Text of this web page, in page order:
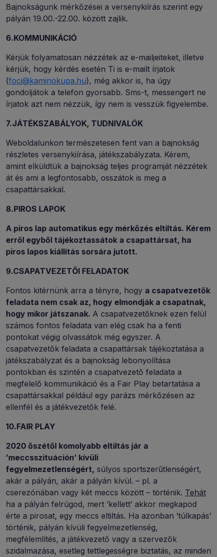
Bajnokságunk mérkőzései a versenykiírás szerint egy
pályán 19.00.-22.00. között zajlik.
6.KOMMUNIKÁCIÓ
Kérjük folyamatosan nézzétek az e-mailjeiteket, illetve
kérjük, hogy kérdés esetén Ti is e-mailt írjatok
(foci@kaminokupa.hu), még akkor is, ha úgy
gondoljátok a telefon gyorsabb. Sms-t, messengert ne
írjatok azt nem nézzük, így nem is vesszük figyelembe.
7.JÁTÉKSZABÁLYOK, TUDNIVALÓK
Weboldalunkon természetesen fent van a bajnokság
részletes versenykiírása, játékszabályzata. Kérem,
amint elküldtük a bajnokság teljes programját nézzétek
át és ami a legfontosabb, osszátok is meg a
csapattársakkal.
8.PIROS LAPOK
A piros lap automatikus egy mérkőzés eltiltás. Kérem
erről egyből tájékoztassátok a csapattársat, ha
piros lapos kiállítás sorsára jutott.
9.CSAPATVEZETŐI FELADATOK
Fontos kitérnünk arra a tényre, hogy a csapatvezetők
feladata nem csak az, hogy elmondják a csapatnak,
hogy mikor játszanak. A csapatvezetőknek ezen felül
számos fontos feladata van elég csak ha a fenti
pontokat végig olvassátok még egyszer. A
csapatvezetők feladata a csapattársak tájékoztatása a
játékszabályzat és a bajnokság lebonyolítása
pontokban és szintén a csapatvezető feladata a
megfelelő kommunikáció és a Fair Play betartatása a
csapattársakkal például egy parázs mérkőzésen az
ellenfél és a játékvezetők felé.
10.FAIR PLAY
2020 őszétől komolyabb eltiltás jár a
’meccsszituáción’ kívüli
fegyelmezetlenségért, súlyos sportszerűtlenségért,
akár a pályán, akár a pályán kívül. – pl. a
cserezónában vagy két meccs között – történik. Tehát
ha a pályán felrúgod, mert ’kellett’ akkor megkapod
érte a pirosat, egy meccs eltiltás. Ha azonban ’túlkapás’
történik, pályán kívüli fegyelmezetlenség,
megfélemlítés, a játékvezető vagy a szervezők
szidalmazása, esetleg tettlegességre biztatás, az minden